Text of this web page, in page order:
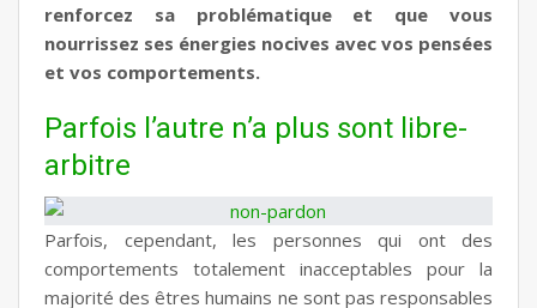
renforcez sa problématique et que vous
nourrissez ses énergies nocives avec vos pensées
et vos comportements.
Parfois l’autre n’a plus sont libre-
arbitre
Parfois, cependant, les personnes qui ont des
comportements totalement inacceptables pour la
majorité des êtres humains ne sont pas responsables